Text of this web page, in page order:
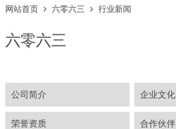
网站首页 六零六三 行业新闻
六零六三
公司简介 企业文化
荣誉资质 合作伙伴